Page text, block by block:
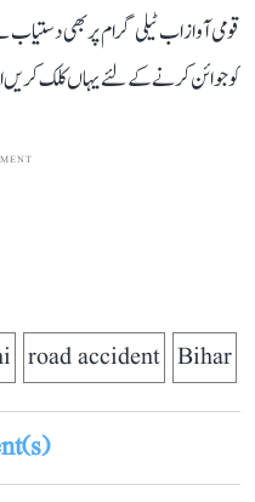
قومی آواز اب ٹیلی گرام پر بھی
کو جوائن کرنے کے لئے یہاں کلک
Bihar
road accident